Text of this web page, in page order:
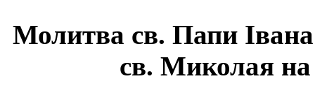
Молитва св. Папи
св. Миколая на